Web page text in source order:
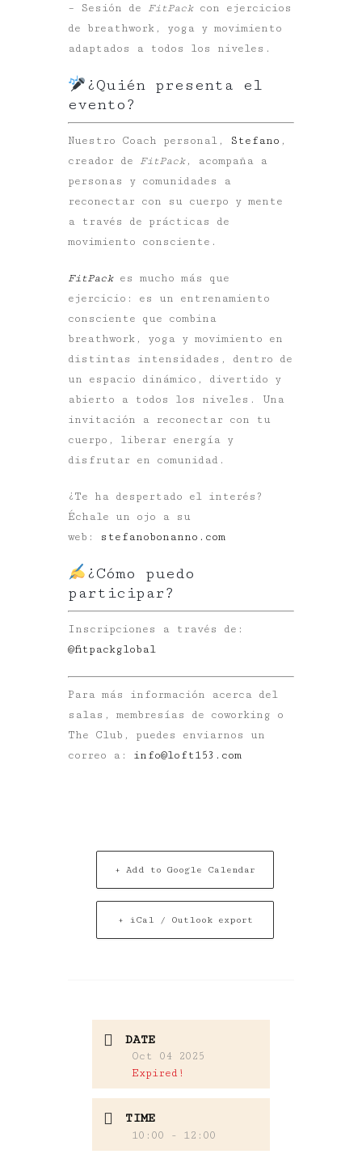
– Sesión de FitPackcon ejercicios
de breathwork, yoga y movimiento
adaptados a todos los niveles.
¿Quién presenta el
evento?
Nuestro Coach personal, Stefano ,
creador de FitPack, acompaña a
personas y comunidades a
reconectar con su cuerpo y mente
a través de prácticas de
movimiento consciente.
FitPackes mucho más que
ejercicio: es un entrenamiento
consciente que combina
breathwork, yoga y movimiento en
distintas intensidades, dentro de
un espacio dinámico, divertido y
abierto a todos los niveles. Una
invitación a reconectar con tu
cuerpo, liberar energía y
disfrutar en comunidad.
¿Te ha despertado el interés?
Échale un ojo a su
web:
stefanobonanno.com
¿Cómo puedo
participar?
Inscripciones a través de:
@fitpackglobal
Para más información acerca del
salas, membresías de coworking o
The Club, puedes enviarnos un
correo a:
info@loft153.com
+ Add to Google Calendar
+ iCal / Outlook export
DATE
Oct 04 2025
Expired!
TIME
10:00 - 12:00